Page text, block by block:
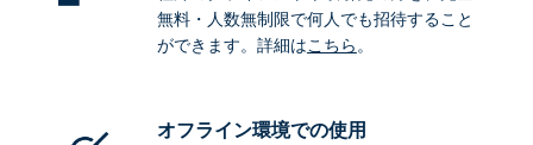
無料・人数無制限で何人でも招待すること
ができます。詳細はこちら。
オフライン環境での使用